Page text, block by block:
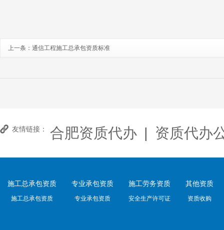
上一条： 通信工程施工总承包资质标准
友情链接： 合肥资质代办 | 资质代办
施工总承包资质
施工总承包资质
专业承包资质
专业承包资质
施工劳务资质
安全生产许可证
其他资质
资质收购